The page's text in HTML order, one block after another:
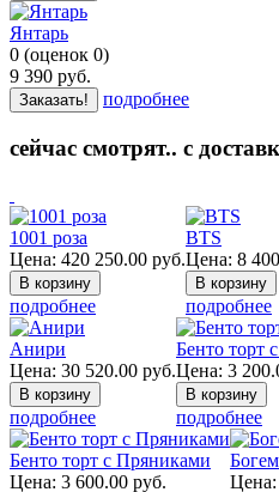
Янтарь
0 (оценок 0)
9 390 руб.
Заказать! подробнее
сейчас смотрят.. с
1001 роза
Цена: 420 250.00 руб.
подробнее
BTS
Цена: 8
подробнее
Анири
Цена: 30 520.00 руб.
подробнее
Бенто торт
Цена: 3
подробнее
Бенто торт с Пряниками
Цена: 3 600.00 руб.
Цена: